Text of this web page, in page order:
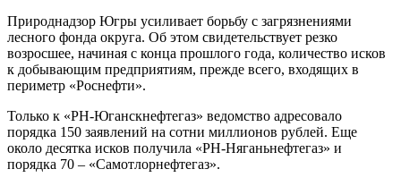
Природнадзор Югры усиливает борьбу с загрязнениями
лесного фонда округа. Об этом свидетельствует резко
возросшее, начиная с конца прошлого года, количество исков
к добывающим предприятиям, прежде всего, входящих в
периметр «Роснефти».
Только к «РН-Юганскнефтегаз» ведомство адресовало
порядка 150 заявлений на сотни миллионов рублей. Еще
около десятка исков получила «РН-Няганьнефтегаз» и
порядка 70 – «Самотлорнефтегаз».